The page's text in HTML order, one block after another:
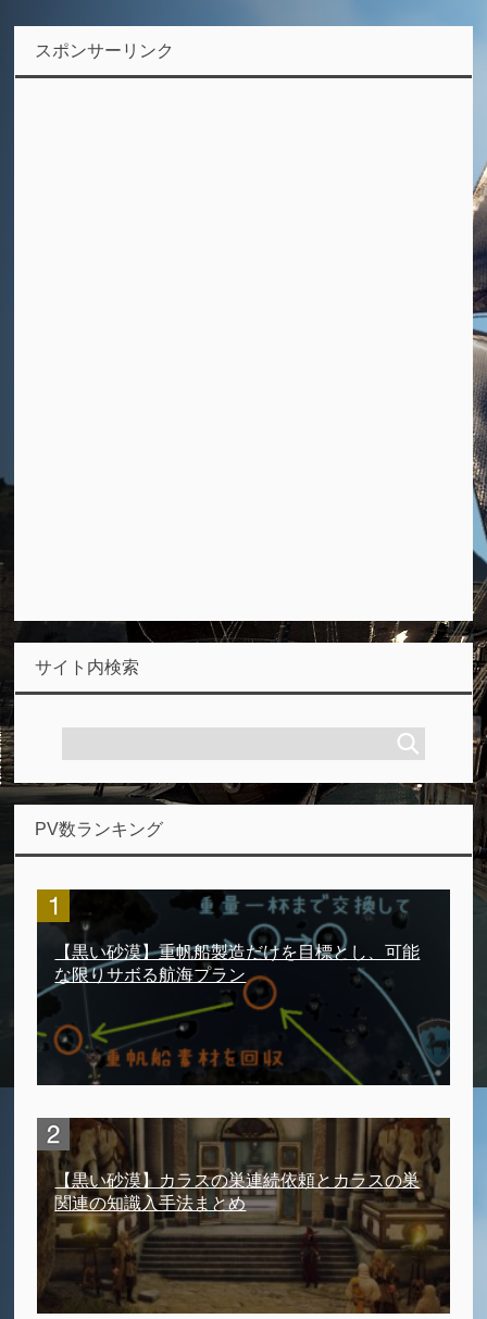
スポンサーリンク
サイト内検索
PV数ランキング
【黒い砂漠】重帆船製造だけを目標とし、可能
な限りサボる航海プラン
【黒い砂漠】カラスの巣連続依頼とカラスの巣
関連の知識入手法まとめ